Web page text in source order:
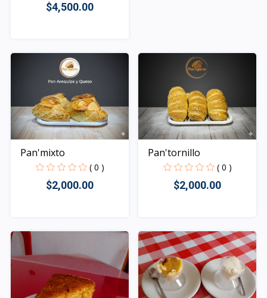
$4,500.00
Rápido Vista
Pan'mixto
( 0 )
$2,000.00
Rápido Vista
Pan'tornillo
( 0 )
$2,000.00
Rápido Vista